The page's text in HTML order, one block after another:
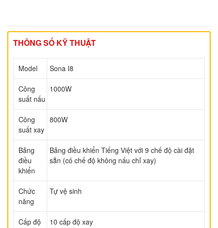
THÔNG SỐ KỸ THUẬT
Model Sona I8
Công
suất nấu
1000W
Công
suất xay
800W
Bảng
điều
khiển
Bảng điều khiển Tiếng Việt với 9 chế độ cài đặt
sẵn (có chế độ không nấu chỉ xay)
Chức
năng
Tự vệ sinh
Cấp độ
10 cấp độ xay